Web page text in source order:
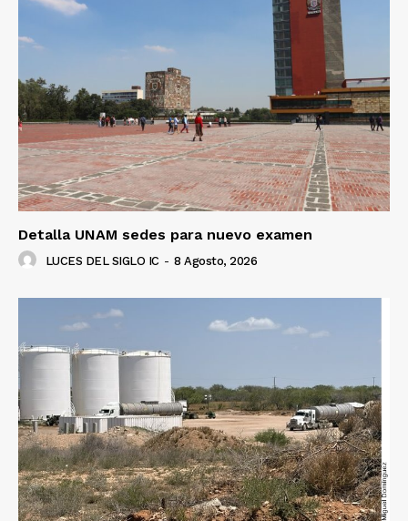
Empresa
Nosotros
Contacto
Política de privacidad
Información Propietaria / Financiación
Detalla UNAM sedes para nuevo examen
LUCES DEL SIGLO IC - 8 Agosto, 2026